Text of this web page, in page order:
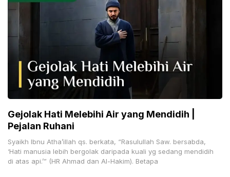
Gejolak Hati Melebihi Air yang Mendidih |
Pejalan Ruhani
Syaikh Ibnu Atha’illah qs. berkata, “Rasulullah Saw. bersabda,
‘Hati manusia lebih bergolak daripada kuali yg sedang mendidih
di atas api.’” (HR Ahmad dan Al-Hakim). Betapa